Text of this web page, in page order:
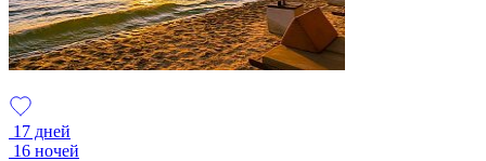
17 дней
16 ночей